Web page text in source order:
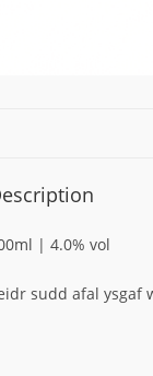
| 4.0% vol
sudd afal ysgaf